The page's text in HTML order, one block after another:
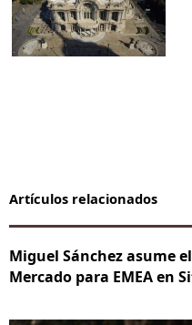
Artículos relacionados
Miguel Sánchez asume
Mercado para EMEA en